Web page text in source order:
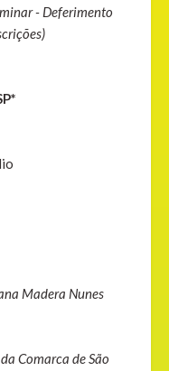
- Deferimento
Madera Nunes
Comarca de São